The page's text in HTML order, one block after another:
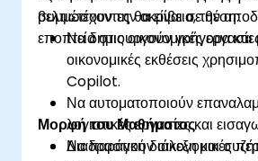
βελτιώσουν την ακρίβεια, την
εποπτεία στις οικονομικές
συμμετέχοντες θα είναι σε θέση:
Να δημιουργούν γρήγορα και
οικονομικές εκθέσεις
Copilot.
Να αυτοματοποιούν
λογιστικές εργασίες και
Να παράγουν οικονομικές
Μορφή του Μαθήματος
Διαδραστική διάλεξη και